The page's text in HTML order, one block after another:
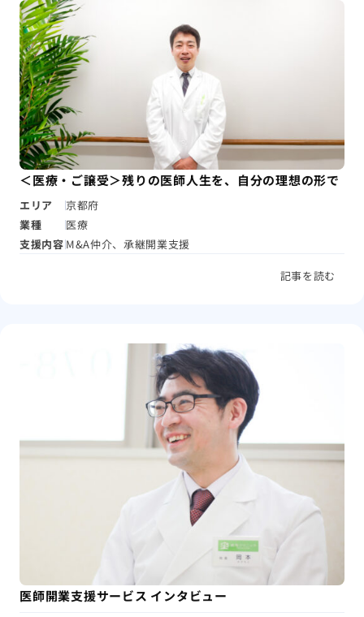
＜医療・ご譲受＞残りの医師人生を、自分の理想の形で
エリア
京都府
業種
医療
支援内容 M&A仲介、承継開業支援
記事を読む
医師開業支援サービス インタビュー